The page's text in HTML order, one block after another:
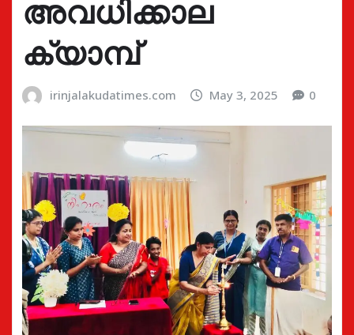
അവധിക്കാല
ക്യാമ്പ്
irinjalakudatimes.com May 3, 2025 0